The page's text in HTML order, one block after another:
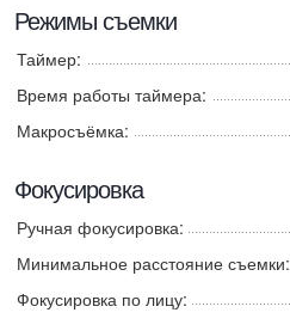
Режимы съемки
Таймер:
Время работы таймера:
Макросъёмка:
Фокусировка
Ручная фокусировка:
Минимальное расстояние съемки:
Фокусировка по лицу: